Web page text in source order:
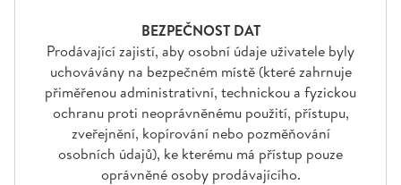
BEZPEČNOST DAT
Prodávající zajistí, aby osobní údaje uživatele byly
uchovávány na bezpečném místě (které zahrnuje
přiměřenou administrativní, technickou a fyzickou
ochranu proti neoprávněnému použití, přístupu,
zveřejnění, kopírování nebo pozměňování
osobních údajů), ke kterému má přístup pouze
oprávněné osoby prodávajícího.